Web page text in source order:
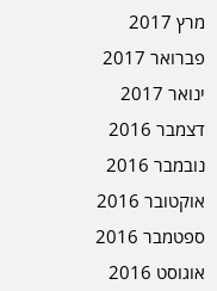
מרץ 2017
פברואר 2017
ינואר 2017
דצמבר 2016
נובמבר 2016
אוקטובר 2016
ספטמבר 2016
אוגוסט 2016